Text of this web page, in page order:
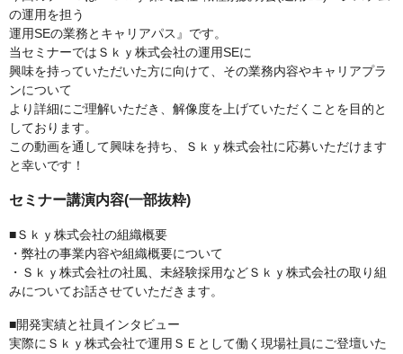
の運用を担う
運用SEの業務とキャリアパス』です。
当セミナーではＳｋｙ株式会社の運用SEに
興味を持っていただいた方に向けて、その業務内容やキャリアプラ
ンについて
より詳細にご理解いただき、解像度を上げていただくことを目的と
しております。
この動画を通して興味を持ち、Ｓｋｙ株式会社に応募いただけます
と幸いです！
セミナー講演内容(一部抜粋)
■Ｓｋｙ株式会社の組織概要
・弊社の事業内容や組織概要について
・Ｓｋｙ株式会社の社風、未経験採用などＳｋｙ株式会社の取り組
みについてお話させていただきます。
■開発実績と社員インタビュー
実際にＳｋｙ株式会社で運用ＳＥとして働く現場社員にご登壇いた